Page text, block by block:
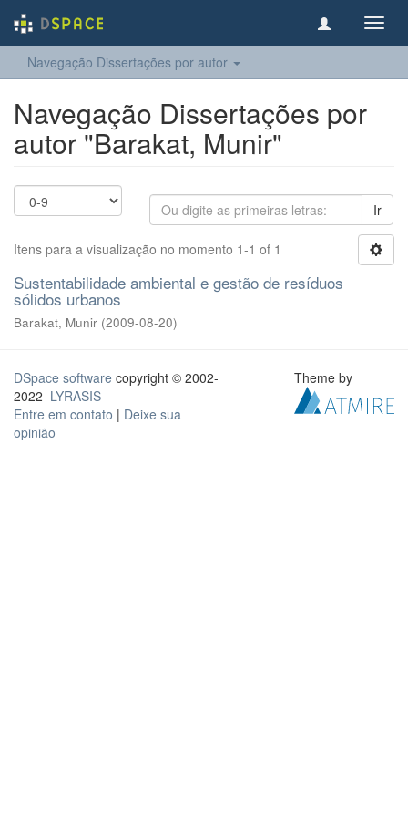
Navegação Dissertações por autor
Navegação Dissertações por
autor "Barakat, Munir"
Ir
Itens para a visualização no momento 1-1 of 1
Sustentabilidade ambiental e gestão de resíduos
sólidos urbanos
Barakat, Munir (2009-08-20)
DSpace software copyright © 2002-
2022 LYRASIS
Entre em contato | Deixe sua
opinião
Theme by